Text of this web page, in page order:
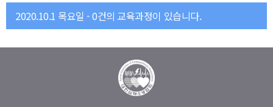
2020.10.1 목요일 - 0건의 교육과정이 있습니다.